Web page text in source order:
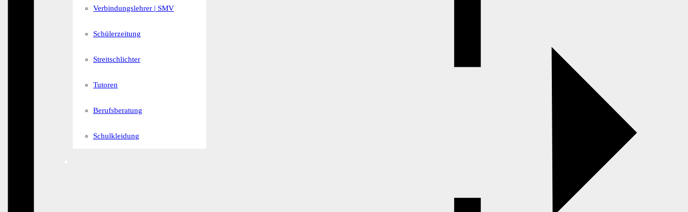
Verbindungslehrer | SMV
Schülerzeitung
Streitschlichter
Tutoren
Berufsberatung
Schulkleidung